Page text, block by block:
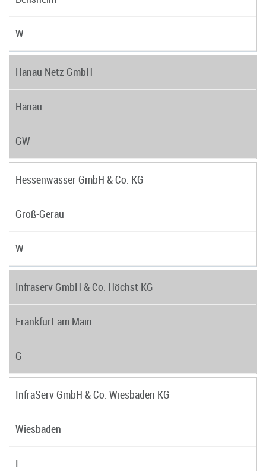
W
Hanau Netz GmbH
Hanau
GW
Hessenwasser GmbH & Co. KG
Groß-Gerau
W
Infraserv GmbH & Co. Höchst KG
Frankfurt am Main
G
InfraServ GmbH & Co. Wiesbaden KG
Wiesbaden
I